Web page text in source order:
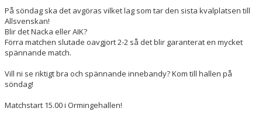
På söndag ska det avgöras vilket lag som tar den sista kvalplatsen till
Allsvenskan!
Blir det Nacka eller AIK?
Förra matchen slutade oavgjort 2-2 så det blir garanterat en mycket
spännande match.
Vill ni se riktigt bra och spännande innebandy? Kom till hallen på
söndag!
Matchstart 15.00 i Ormingehallen!